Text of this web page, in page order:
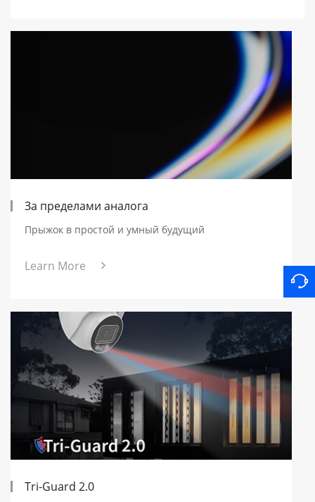
За пределами аналога
Прыжок в простой и умный будущий
Learn More
Tri-Guard 2.0